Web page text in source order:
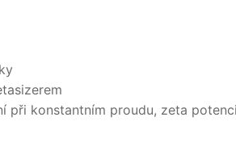
při konstantním proudu, zeta